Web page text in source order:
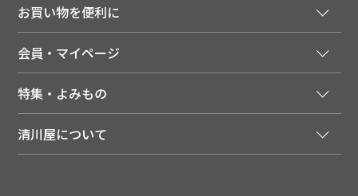
ご利用ガイド
領収書について
送料について
配達日について
返品について
お買い物を便利に
季節のカタログを無料でお届け
店舗・ECポイント共通アプリ
LINEお友だち登録
会員・マイページ
会員特典について
注文履歴
特集・よみもの
メディア掲載商品
清川屋について